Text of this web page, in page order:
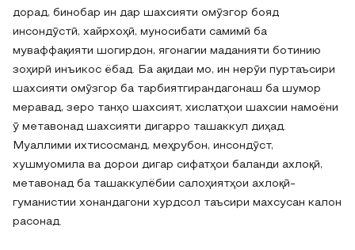
дорад, бинобар ин дар шахсияти омӯзгор бояд
инсондӯстӣ, хайрхоҳӣ, муносибати самимӣ ба
муваффақияти шогирдон, ягонагии маданияти ботинию
зоҳирӣ инъикос ёбад. Ба ақидаи мо, ин нерӯи пуртаъсири
шахсияти омӯзгор ба тарбиятгирандагонаш ба шумор
меравад, зеро танҳо шахсият, хислатҳои шахсии намоёни
ӯ метавонад шахсияти дигарро ташаккул диҳад.
Муаллими ихтисосманд, меҳрубон, инсондӯст,
хушмуомила ва дорои дигар сифатҳои баланди ахлоқӣ,
метавонад ба ташаккулёбии салоҳиятҳои ахлоқӣ-
гуманистии хонандагони хурдсол таъсири махсусан калон
расонад.